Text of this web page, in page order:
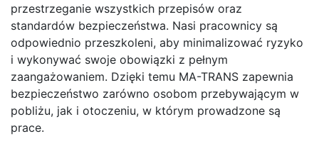
przestrzeganie wszystkich przepisów oraz
standardów bezpieczeństwa. Nasi pracownicy są
odpowiednio przeszkoleni, aby minimalizować ryzyko
i wykonywać swoje obowiązki z pełnym
zaangażowaniem. Dzięki temu MA-TRANS zapewnia
bezpieczeństwo zarówno osobom przebywającym w
pobliżu, jak i otoczeniu, w którym prowadzone są
prace.